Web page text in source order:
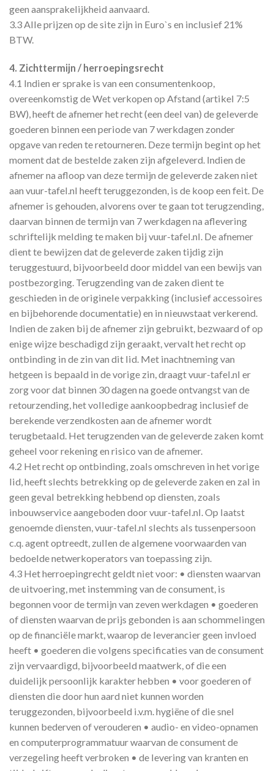
geen aansprakelijkheid aanvaard.
3.3 Alle prijzen op de site zijn in Euro`s en inclusief 21%
BTW.
4. Zichttermijn / herroepingsrecht
4.1 Indien er sprake is van een consumentenkoop,
overeenkomstig de Wet verkopen op Afstand (artikel 7:5
BW), heeft de afnemer het recht (een deel van) de geleverde
goederen binnen een periode van 7 werkdagen zonder
opgave van reden te retourneren. Deze termijn begint op het
moment dat de bestelde zaken zijn afgeleverd. Indien de
afnemer na afloop van deze termijn de geleverde zaken niet
aan vuur-tafel.nl heeft teruggezonden, is de koop een feit. De
afnemer is gehouden, alvorens over te gaan tot terugzending,
daarvan binnen de termijn van 7 werkdagen na aflevering
schriftelijk melding te maken bij vuur-tafel.nl. De afnemer
dient te bewijzen dat de geleverde zaken tijdig zijn
teruggestuurd, bijvoorbeeld door middel van een bewijs van
postbezorging. Terugzending van de zaken dient te
geschieden in de originele verpakking (inclusief accessoires
en bijbehorende documentatie) en in nieuwstaat verkerend.
Indien de zaken bij de afnemer zijn gebruikt, bezwaard of op
enige wijze beschadigd zijn geraakt, vervalt het recht op
ontbinding in de zin van dit lid. Met inachtneming van
hetgeen is bepaald in de vorige zin, draagt vuur-tafel.nl er
zorg voor dat binnen 30 dagen na goede ontvangst van de
retourzending, het volledige aankoopbedrag inclusief de
berekende verzendkosten aan de afnemer wordt
terugbetaald. Het terugzenden van de geleverde zaken komt
geheel voor rekening en risico van de afnemer.
4.2 Het recht op ontbinding, zoals omschreven in het vorige
lid, heeft slechts betrekking op de geleverde zaken en zal in
geen geval betrekking hebbend op diensten, zoals
inbouwservice aangeboden door vuur-tafel.nl. Op laatst
genoemde diensten, vuur-tafel.nl slechts als tussenpersoon
c.q. agent optreedt, zullen de algemene voorwaarden van
bedoelde netwerkoperators van toepassing zijn.
4.3 Het herroepingrecht geldt niet voor: • diensten waarvan
de uitvoering, met instemming van de consument, is
begonnen voor de termijn van zeven werkdagen • goederen
of diensten waarvan de prijs gebonden is aan schommelingen
op de financiële markt, waarop de leverancier geen invloed
heeft • goederen die volgens specificaties van de consument
zijn vervaardigd, bijvoorbeeld maatwerk, of die een
duidelijk persoonlijk karakter hebben • voor goederen of
diensten die door hun aard niet kunnen worden
teruggezonden, bijvoorbeeld i.v.m. hygiëne of die snel
kunnen bederven of verouderen • audio- en video-opnamen
en computerprogrammatuur waarvan de consument de
verzegeling heeft verbroken • de levering van kranten en